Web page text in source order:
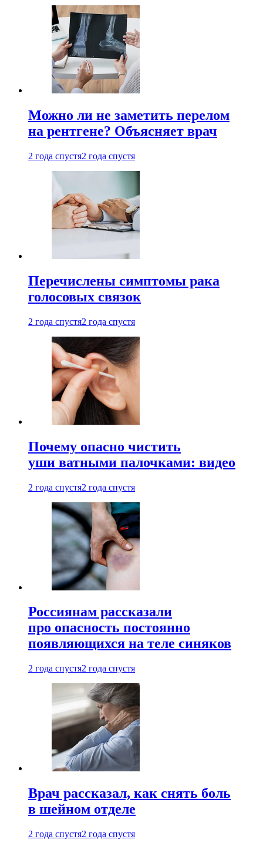
Можно ли не заметить перелом
на рентгене? Объясняет врач
2 года спустя2 года спустя
Перечислены симптомы рака
голосовых связок
2 года спустя2 года спустя
Почему опасно чистить
уши ватными палочками: видео
2 года спустя2 года спустя
Россиянам рассказали
про опасность постоянно
появляющихся на теле синяков
2 года спустя2 года спустя
Врач рассказал, как снять боль
в шейном отделе
2 года спустя2 года спустя